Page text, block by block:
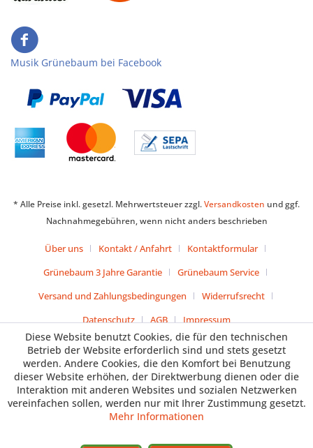
Musik Grünebaum bei Facebook
* Alle Preise inkl. gesetzl. Mehrwertsteuer zzgl.Versandkosten und ggf.
Nachnahmegebühren, wenn nicht anders beschrieben
Über uns Kontakt / Anfahrt
Kontaktformular
Grünebaum 3 Jahre Garantie
Grünebaum Service
Versand und Zahlungsbedingungen
Widerrufsrecht
Datenschutz
AGB Impressum
Diese Website benutzt Cookies, die für den technischen
Betrieb der Website erforderlich sind und stets gesetzt
werden. Andere Cookies, die den Komfort bei Benutzung
dieser Website erhöhen, der Direktwerbung dienen oder die
Interaktion mit anderen Websites und sozialen Netzwerken
vereinfachen sollen, werden nur mit Ihrer Zustimmung gesetzt.
Mehr Informationen